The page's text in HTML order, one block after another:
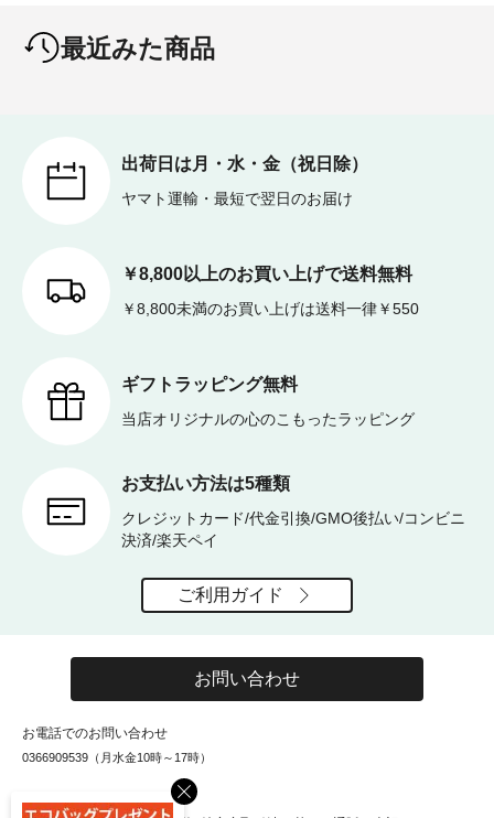
×
最近みた商品
出荷日は月・水・金（祝日除）
ヤマト運輸・最短で翌日のお届け
￥8,800以上のお買い上げで送料無料
￥8,800未満のお買い上げは送料一律￥550
ギフトラッピング無料
当店オリジナルの心のこもったラッピング
お支払い方法は5種類
クレジットカード/代金引換/GMO後払い/コンビニ
決済/楽天ペイ
ご利用ガイド
お問い合わせ
お電話でのお問い合わせ
0366909539（月水金10時～17時）